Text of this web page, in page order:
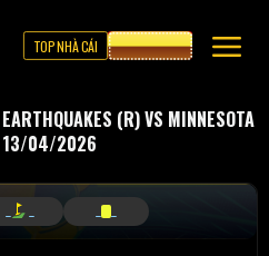
TOP NHÀ CÁI CƯỢC 8XBET
(R) VS MINNESOTA
13/04/2026
_